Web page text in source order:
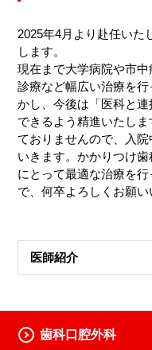
2025年4月より赴任いた
します。
現在まで大学病院や市
診療など幅広い治療を
かし、今後は「医科と
できるよう精進いたし
ておりませんので、入
いきます。かかりつけ
にとって最適な治療を
で、何卒よろしくお願い
医師紹介
歯科口腔外科